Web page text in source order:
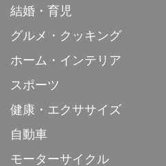
結婚・育児
グルメ・クッキング
ホーム・インテリア
スポーツ
健康・エクササイズ
自動車
モーターサイクル